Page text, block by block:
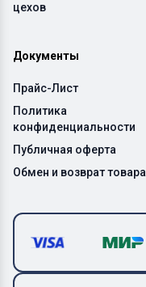
цехов
Документы
Прайс-Лист
Политика
конфиденциальности
Публичная оферта
Обмен и возврат товара